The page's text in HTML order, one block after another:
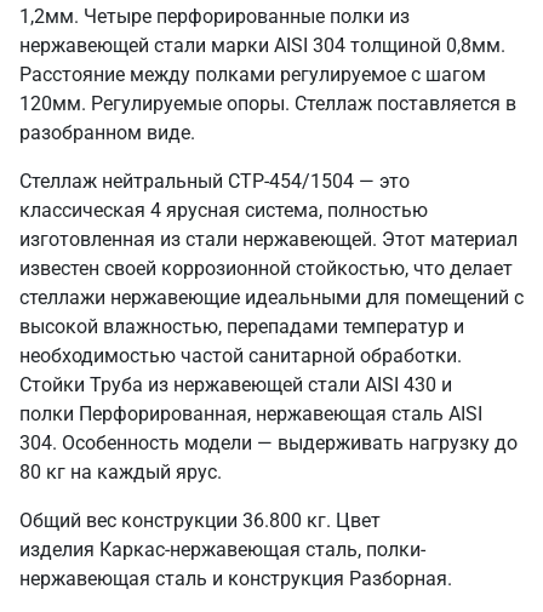
1,2мм. Четыре перфорированные полки из
нержавеющей стали марки AISI 304 толщиной 0,8мм.
Расстояние между полками регулируемое с шагом
120мм. Регулируемые опоры. Стеллаж поставляется в
разобранном виде.
Стеллаж нейтральный СТР-454/1504 — это
классическая 4 ярусная система, полностью
изготовленная из стали нержавеющей. Этот материал
известен своей коррозионной стойкостью, что делает
стеллажи нержавеющие идеальными для помещений с
высокой влажностью, перепадами температур и
необходимостью частой санитарной обработки.
Стойки Труба из нержавеющей стали AISI 430 и
полки Перфорированная, нержавеющая сталь AISI
304. Особенность модели — выдерживать нагрузку до
80 кг на каждый ярус.
Общий вес конструкции 36.800 кг. Цвет
изделия Каркас-нержавеющая сталь, полки-
нержавеющая сталь и конструкция Разборная.